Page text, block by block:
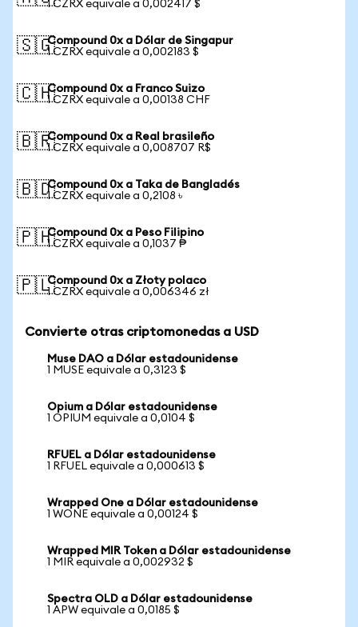
1 CZRX equivale a 0,002417 $
🇸🇬Compound 0x a Dólar de Singapur
1 CZRX equivale a 0,002183 $
🇨🇭Compound 0x a Franco Suizo
1 CZRX equivale a 0,00138 CHF
🇧🇷Compound 0x a Real brasileño
1 CZRX equivale a 0,008707 R$
🇧🇩Compound 0x a Taka de Bangladés
1 CZRX equivale a 0,2108 ৳
🇵🇭Compound 0x a Peso Filipino
1 CZRX equivale a 0,1037 ₱
🇵🇱Compound 0x a Złoty polaco
1 CZRX equivale a 0,006346 zł
Convierte otras criptomonedas a USD
Muse DAO a Dólar estadounidense
1 MUSE equivale a 0,3123 $
Opium a Dólar estadounidense
1 OPIUM equivale a 0,0104 $
RFUEL a Dólar estadounidense
1 RFUEL equivale a 0,000613 $
Wrapped One a Dólar estadounidense
1 WONE equivale a 0,00124 $
Wrapped MIR Token a Dólar estadounidense
1 MIR equivale a 0,002932 $
Spectra OLD a Dólar estadounidense
1 APW equivale a 0,0185 $